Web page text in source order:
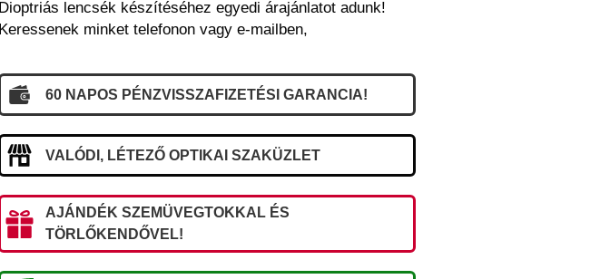
Dioptriás lencsék készítéséhez egyedi árajánlatot adunk!
Keressenek minket telefonon vagy e-mailben,
60 NAPOS PÉNZVISSZAFIZETÉSI GARANCIA!
VALÓDI, LÉTEZŐ OPTIKAI SZAKÜZLET
AJÁNDÉK SZEMÜVEGTOKKAL ÉS
TÖRLŐKENDŐVEL!